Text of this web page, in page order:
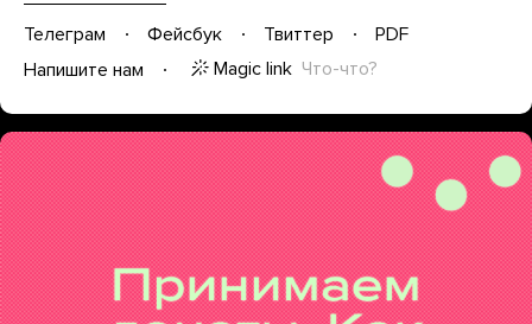
Телеграм Фейсбук Твиттер
PDF
Напишите нам
Magic link Что-что?